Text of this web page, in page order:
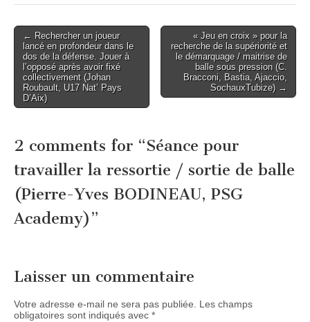
Post
navigation
← Rechercher un joueur
lancé en profondeur dans le
dos de la défense. Jouer à
l’opposé après avoir fixé
collectivement (Johan
Roubault, U17 Nat’ Pays
D’Aix)
« Jeu en croix » pour la
recherche de la supériorité et
le démarquage / maitrise de
balle sous pression (C.
Bracconi, Bastia, Ajaccio,
SochauxTubize) →
2 comments for “Séance pour
travailler la ressortie / sortie de balle
(Pierre-Yves BODINEAU, PSG
Academy)”
Laisser un commentaire
Votre adresse e-mail ne sera pas publiée.
Les champs
obligatoires sont indiqués avec *